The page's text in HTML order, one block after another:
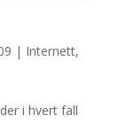
| Internett,
i hvert fall